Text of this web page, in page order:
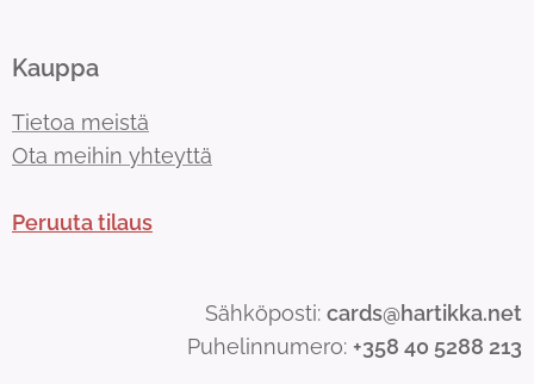
Kauppa
Tietoa meistä
Ota meihin yhteyttä
Peruuta tilaus
Sähköposti: cards@hartikka.net
Puhelinnumero: +358 40 5288 213